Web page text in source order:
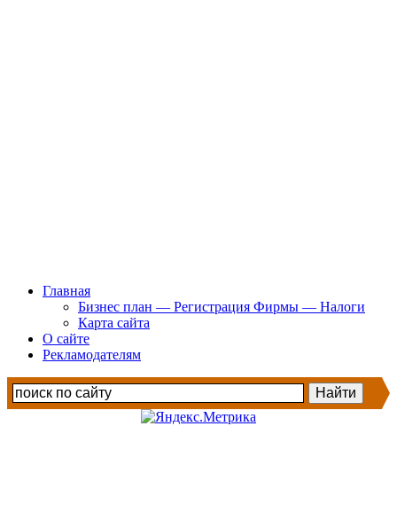
Главная
Бизнес план — Регистрация Фирмы — Налоги
Карта сайта
О сайте
Рекламодателям